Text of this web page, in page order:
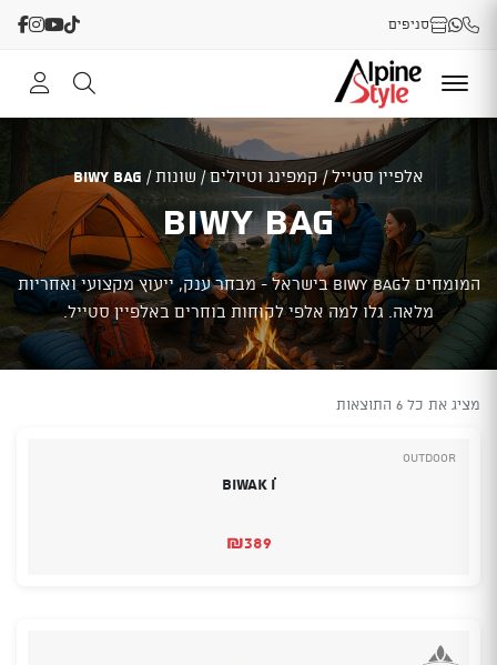
סניפים
אלפיין סטייל/קמפינג וטיולים/ שונות /
Biwy Bag
Biwy Bag
המומחים לBiwy Bag בישראל - מבחר ענק, ייעוץ מקצועי ואחריות
מלאה. גלו למה אלפי לקוחות בוחרים באלפיין סטייל.
מציג את כל 6 התוצאות
Outdoor
ׂBiwak Iׂׂ
₪389